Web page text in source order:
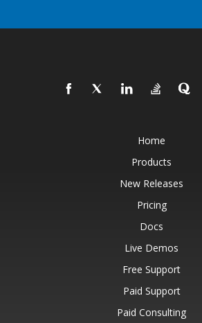
Home
Products
New Releases
Pricing
Docs
Live Demos
Free Support
Paid Support
Paid Consulting